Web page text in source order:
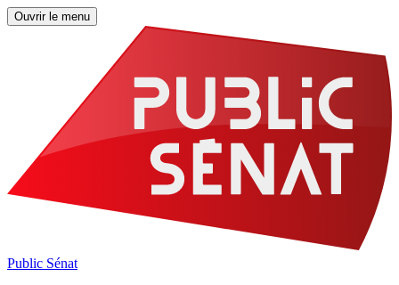
Ouvrir le menu
Public Sénat